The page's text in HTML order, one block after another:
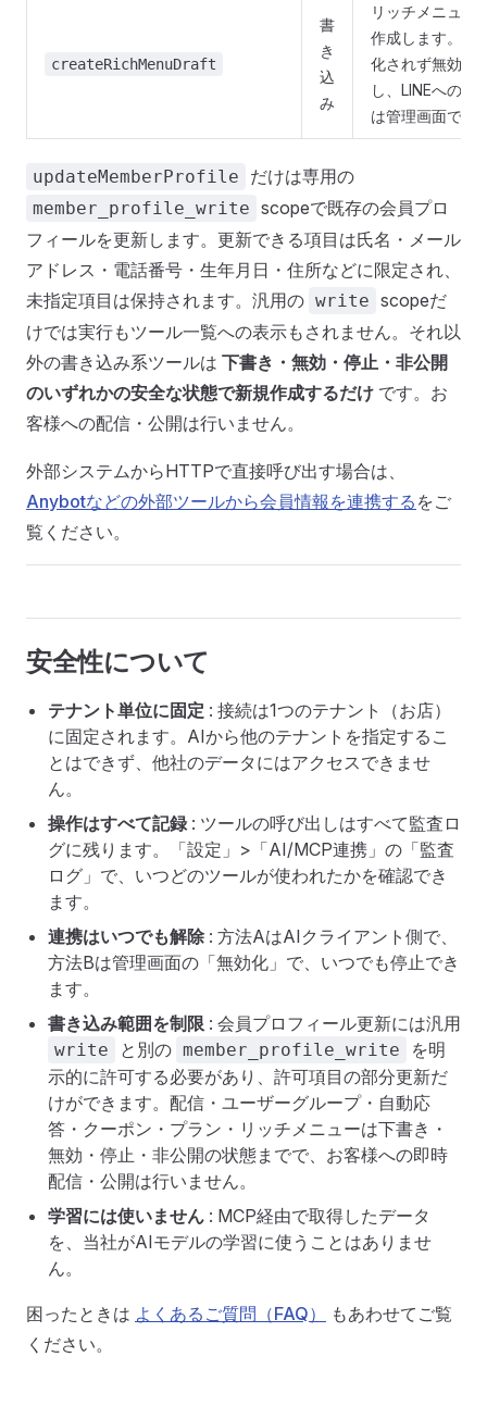
createRichMenuDraft
書
き
込
み
リッチメニュー
作成します。即
化されず無効状
し、LINEへの公
は管理画面で行
updateMemberProfile だけは専用の
member_profile_write scopeで既存の会員プロ
フィールを更新します。更新できる項目は氏名・メール
アドレス・電話番号・生年月日・住所などに限定され、
未指定項目は保持されます。汎用の write scopeだ
けでは実行もツール一覧への表示もされません。それ以
外の書き込み系ツールは 下書き・無効・停止・非公開
のいずれかの安全な状態で新規作成するだけ です。お
客様への配信・公開は行いません。
外部システムからHTTPで直接呼び出す場合は、
Anybotなどの外部ツールから会員情報を連携する をご
覧ください。
安全性について
テナント単位に固定 : 接続は1つのテナント（お店）
に固定されます。AIから他のテナントを指定するこ
とはできず、他社のデータにはアクセスできませ
ん。
操作はすべて記録 : ツールの呼び出しはすべて監査ロ
グに残ります。「設定」>「AI/MCP連携」の「監査
ログ」で、いつどのツールが使われたかを確認でき
ます。
連携はいつでも解除 : 方法AはAIクライアント側で、
方法Bは管理画面の「無効化」で、いつでも停止でき
ます。
書き込み範囲を制限 : 会員プロフィール更新には汎用
write と別の member_profile_write
を明
示的に許可する必要があり、許可項目の部分更新だ
けができます。配信・ユーザーグループ・自動応
答・クーポン・プラン・リッチメニューは下書き・
無効・停止・非公開の状態までで、お客様への即時
配信・公開は行いません。
学習には使いません : MCP経由で取得したデータ
を、当社がAIモデルの学習に使うことはありませ
ん。
困ったときは よくあるご質問（FAQ）
もあわせてご覧
ください。